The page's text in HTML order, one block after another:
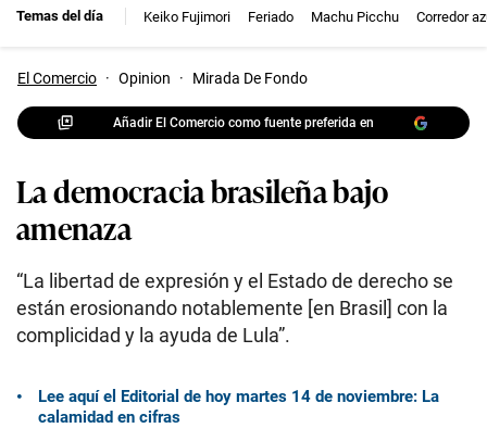
Temas del día Keiko Fujimori Feriado Machu Picchu Corredor
El Comercio · Opinion · Mirada De Fondo
Añadir El Comercio como fuente preferida en
La democracia brasileña bajo
amenaza
“La libertad de expresión y el Estado de derecho se
están erosionando notablemente [en Brasil] con la
complicidad y la ayuda de Lula”.
Lee aquí el Editorial de hoy martes 14 de noviembre: La
calamidad en cifras